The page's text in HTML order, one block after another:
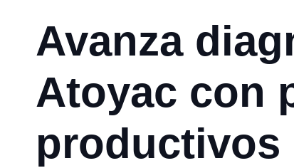
Avanza
Atoyac con
productivos